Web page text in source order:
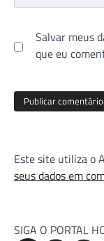
Salvar meus
que eu
Este site utiliza o
seus dados em
SIGA O PORTAL